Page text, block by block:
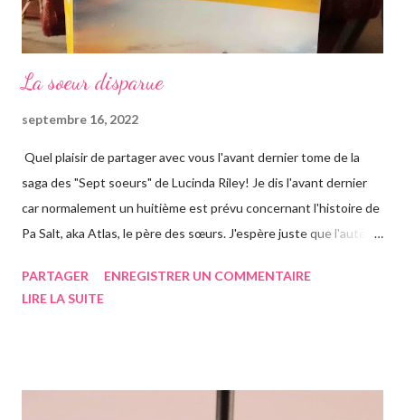
La soeur disparue
septembre 16, 2022
Quel plaisir de partager avec vous l'avant dernier tome de la
saga des "Sept soeurs" de Lucinda Riley! Je dis l'avant dernier
car normalement un huitième est prévu concernant l'histoire de
Pa Salt, aka Atlas, le père des sœurs. J'espère juste que l'auteur
Chose que j'ai d'ailleurs apprise en commençant le roman, ça m'a
rapidement, un vieil homme de plus de quatre-vingts-ans a
PARTAGER
ENREGISTRER UN COMMENTAIRE
LIRE LA SUITE